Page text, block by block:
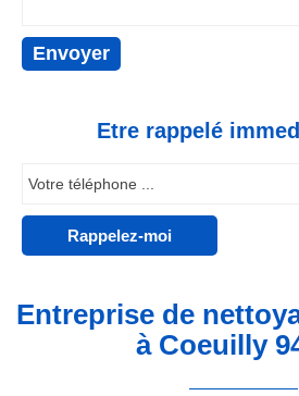
Etre rappelé
Entreprise de
à Coeuilly